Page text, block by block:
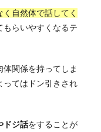
自然体で話してく
もらいやすくなるテ
関係を持ってしま
ってはドン引きされ
ドジ話をすることが